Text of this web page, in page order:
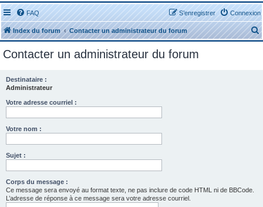
FAQ Connexion
S’enregistrer
Index du forum Contacter un administrateur du forum
e
Contacter un administrateur du forum
Destinataire :
Administrateur
Votre adresse courriel :
Votre nom :
Sujet :
Corps du message :
Ce message sera envoyé au format texte, ne pas inclure de code HTML ni de BBCode.
L’adresse de réponse à ce message sera votre adresse courriel.